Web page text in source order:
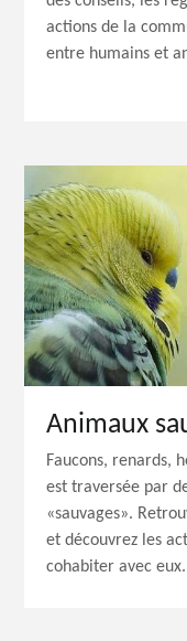
actions de la
entre humains et
Animaux
Faucons, renards,
est traversée par
«sauvages».
et découvrez les
cohabiter avec eux.